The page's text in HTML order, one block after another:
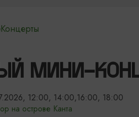
Концерты
МИНИ-
12:00, 14:00,16:00, 18:00
на острове Канта